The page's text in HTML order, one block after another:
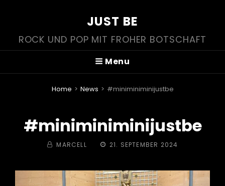
JUST BE
ROCK UND POP MIT FROHER BOTSCHAFT
Menu
Home > News > #miniminiminijustbe
#miniminiminijustbe
BY MARCELL
POSTED
21. SEPTEMBER 2024